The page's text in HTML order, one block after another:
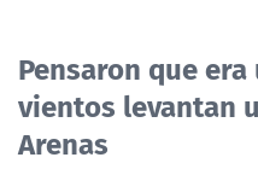
Pensaron que
vientos levantan
Arenas